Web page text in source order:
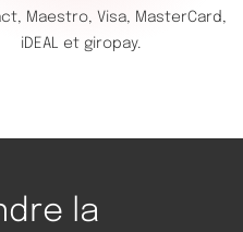
Maestro,Visa, MasterCard,
iDEAL et giropay.
la